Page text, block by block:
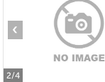
2/4
‹